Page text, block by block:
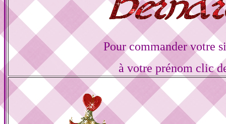
Pour commander votre
à votre prénom clic